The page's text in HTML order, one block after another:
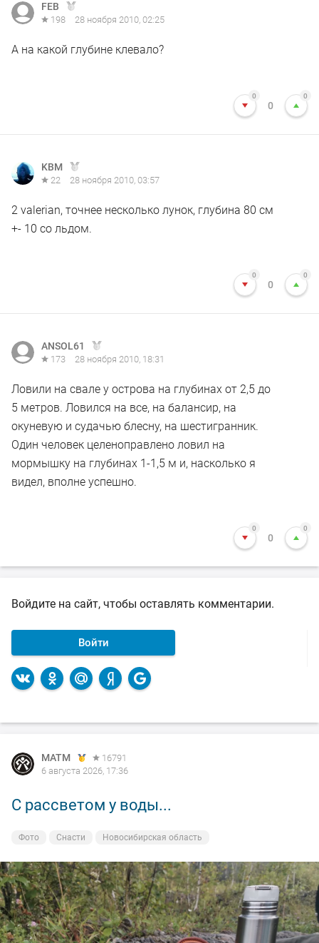
FEB
198 28 ноября 2010, 02:25
А на какой глубине клевало?
0
0
0
KBM
22 28 ноября 2010, 03:57
2 valerian, точнее несколько лунок, глубина 80 см
+- 10 со льдом.
0
0
0
ANSOL61
173 28 ноября 2010, 18:31
Ловили на свале у острова на глубинах от 2,5 до
5 метров. Ловился на все, на балансир, на
окуневую и судачью блесну, на шестигранник.
Один человек целеноправлено ловил на
мормышку на глубинах 1-1,5 м и, насколько я
видел, вполне успешно.
0
0
0
Войдите на сайт, чтобы оставлять комментарии.
Войти
MATM
16791
6 августа 2026, 17:36
С рассветом у воды...
Фото Снасти Новосибирская область